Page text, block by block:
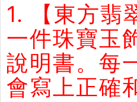
1. 【東方翡
一件珠寶玉
說明書。每
會寫上正確